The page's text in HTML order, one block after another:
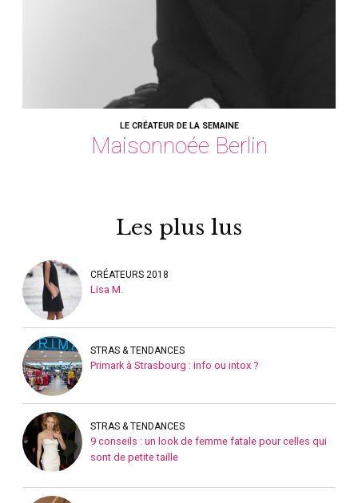
LE CRÉATEUR DE LA SEMAINE
Maisonnoée Berlin
Les plus lus
CRÉATEURS 2018
Lisa M.
STRAS & TENDANCES
Primark à Strasbourg : info ou intox ?
STRAS & TENDANCES
9 conseils : un look de femme fatale pour celles qui
sont de petite taille